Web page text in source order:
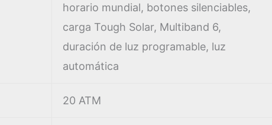
horario mundial, botones silenciables,
carga Tough Solar, Multiband 6,
duración de luz programable, luz
automática
20 ATM